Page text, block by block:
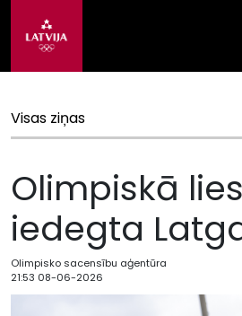
Visas ziņas
Olimpiskā
iedegta
Olimpisko sacensību aģentūra
21:53 08-06-2026